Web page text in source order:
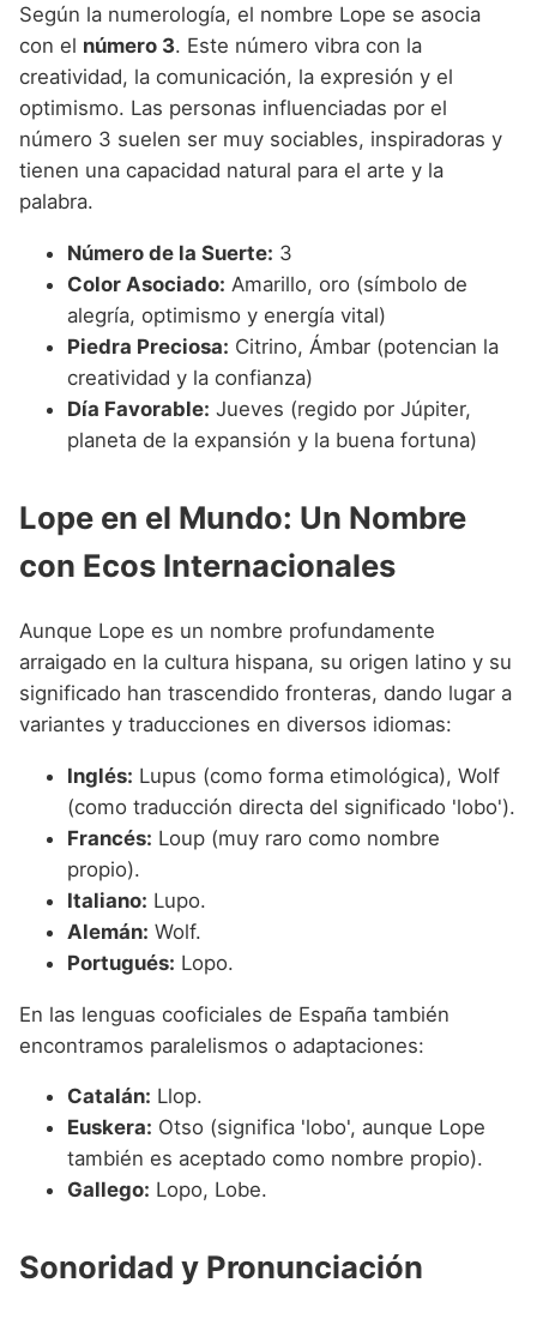
Según la numerología, el nombre Lope se asocia
con el número 3. Este número vibra con la
creatividad, la comunicación, la expresión y el
optimismo. Las personas influenciadas por el
número 3 suelen ser muy sociables, inspiradoras y
tienen una capacidad natural para el arte y la
palabra.
Número de la Suerte: 3
Color Asociado: Amarillo, oro (símbolo de
alegría, optimismo y energía vital)
Piedra Preciosa: Citrino, Ámbar (potencian la
creatividad y la confianza)
Día Favorable: Jueves (regido por Júpiter,
planeta de la expansión y la buena fortuna)
Lope en el Mundo: Un Nombre
con Ecos Internacionales
Aunque Lope es un nombre profundamente
arraigado en la cultura hispana, su origen latino y su
significado han trascendido fronteras, dando lugar a
variantes y traducciones en diversos idiomas:
Inglés: Lupus (como forma etimológica), Wolf
(como traducción directa del significado 'lobo').
Francés: Loup (muy raro como nombre
propio).
Italiano: Lupo.
Alemán: Wolf.
Portugués: Lopo.
En las lenguas cooficiales de España también
encontramos paralelismos o adaptaciones:
Catalán: Llop.
Euskera: Otso (significa 'lobo', aunque Lope
también es aceptado como nombre propio).
Gallego: Lopo, Lobe.
Sonoridad y Pronunciación